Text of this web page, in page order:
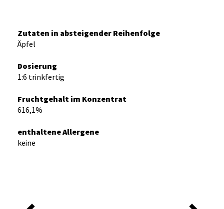
Zutaten in absteigender Reihenfolge
Äpfel
Dosierung
1:6 trinkfertig
Fruchtgehalt im Konzentrat
616,1%
enthaltene Allergene
keine